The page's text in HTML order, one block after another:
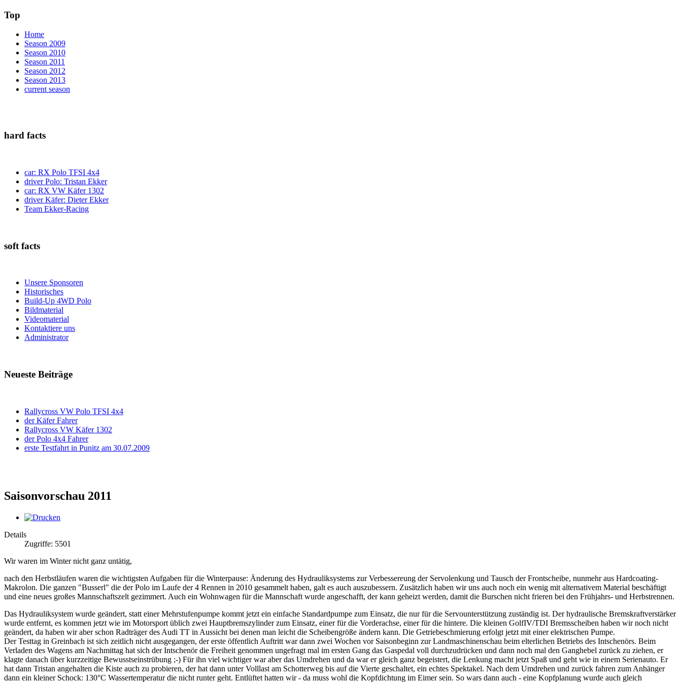
Top
Home
Season 2009
Season 2010
Season 2011
Season 2012
Season 2013
current season
hard facts
car: RX Polo TFSI 4x4
driver Polo: Tristan Ekker
car: RX VW Käfer 1302
driver Käfer: Dieter Ekker
Team Ekker-Racing
soft facts
Unsere Sponsoren
Historisches
Build-Up 4WD Polo
Bildmaterial
Videomaterial
Kontaktiere uns
Administrator
Neueste Beiträge
Rallycross VW Polo TFSI 4x4
der Käfer Fahrer
Rallycross VW Käfer 1302
der Polo 4x4 Fahrer
erste Testfahrt in Punitz am 30.07.2009
Saisonvorschau 2011
Details
Zugriffe: 5501
Wir waren im Winter nicht ganz untätig,
nach den Herbstläufen waren die wichtigsten Aufgaben für die Winterpause: Änderung des Hydrauliksystems zur Verbessereung der Servolenkung und Tausch der Frontscheibe, nunmehr aus Hardcoating-
Makrolon. Die ganzen "Busserl" die der Polo im Laufe der 4 Rennen in 2010 gesammelt haben, galt es auch auszubessern. Zusätzlich haben wir uns auch noch ein wenig mit alternativem Material beschäftigt
und eine neues großes Mannschaftszelt gezimmert. Auch ein Wohnwagen für die Mannschaft wurde angeschafft, der kann geheizt werden, damit die Burschen nicht frieren bei den Frühjahrs- und Herbstrennen.
Das Hydrauliksystem wurde geändert, statt einer Mehrstufenpumpe kommt jetzt ein einfache Standardpumpe zum Einsatz, die nur für die Servounterstützung zuständig ist. Der hydraulische Bremskraftverstärker
wurde entfernt, es kommen jetzt wie im Motorsport üblich zwei Hauptbremszylinder zum Einsatz, einer für die Vorderachse, einer für die hintere. Die kleinen GolfIV/TDI Bremsscheiben haben wir noch nicht
geändert, da haben wir aber schon Radträger des Audi TT in Aussicht bei denen man leicht die Scheibengröße ändern kann. Die Getriebeschmierung erfolgt jetzt mit einer elektrischen Pumpe.
Der Testtag in Greinbach ist sich zeitlich nicht ausgegangen, der erste öffentlich Auftritt war dann zwei Wochen vor Saisonbeginn zur Landmaschinenschau beim elterlichen Betriebs des Intschenörs. Beim
Verladen des Wagens am Nachmittag hat sich der Intschenör die Freiheit genommen ungefragt mal im ersten Gang das Gaspedal voll durchzudrücken und dann noch mal den Ganghebel zurück zu ziehen, er
klagte danach über kurzzeitige Bewusstseinstrübung ;-) Für ihn viel wichtiger war aber das Umdrehen und da war er gleich ganz begeistert, die Lenkung macht jetzt Spaß und geht wie in einem Serienauto. Er
hat dann Tristan angehalten die Kiste auch zu probieren, der hat dann unter Volllast am Schotterweg bis auf die Vierte geschaltet, ein echtes Spektakel. Nach dem Umdrehen und zurück fahren zum Anhänger
dann ein kleiner Schock: 130°C Wassertemperatur die nicht runter geht. Entlüftet hatten wir - da muss wohl die Kopfdichtung im Eimer sein. So wars dann auch - eine Kopfplanung wurde auch gleich